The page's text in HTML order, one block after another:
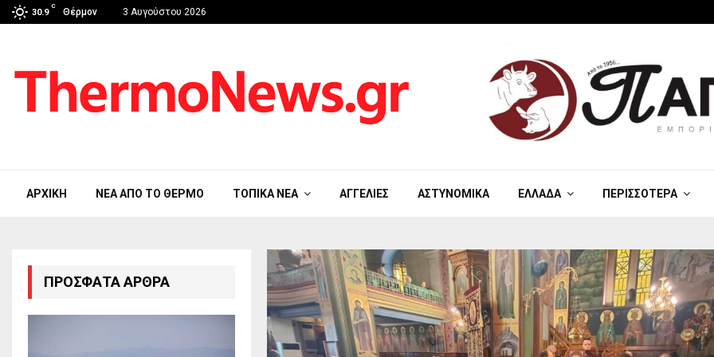
30.9
C
Θέρμον 3 Αυγούστου 2026
ΑΡΧΙΚΉ ΝΈΑ ΑΠΟ ΤΟ ΘΈΡΜΟ ΤΟΠΙΚΆ ΝΈΑ ΑΓΓΕΛΊΕΣ ΑΣΤΥΝΟΜΙΚΆ ΕΛΛΆΔΑ ΠΕΡΙΣΣΌΤΕΡΑ
ΠΡΌΣΦΑΤΑ ΆΡΘΡΑ